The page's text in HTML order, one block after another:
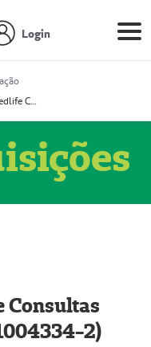
Login
Prestador Medlife Consultas e Diagnósticos (51004334-2)
Consultas
2)